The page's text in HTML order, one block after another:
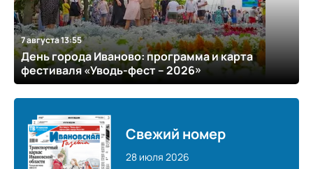
7 августа 13:55
День города Иваново: программа и карта
фестиваля «Уводь-фест – 2026»
Свежий номер
28 июля 2026